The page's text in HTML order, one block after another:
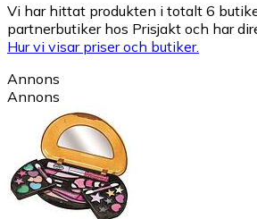
Vi har hittat produkten i totalt 6
partnerbutiker hos Prisjakt och har
Hur vi visar priser och butiker.
Annons
Annons